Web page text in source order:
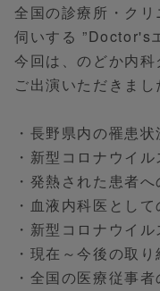
全国の診療所・ク
伺いする ”Doctor's
今回は、のどか内
ご出演いただきまし
・長野県内の罹患状
・新型コロナウイ
・発熱された患者
・血液内科医とし
・新型コロナウイ
・現在～今後の取
・全国の医療従事